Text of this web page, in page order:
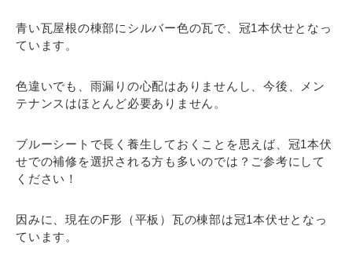
青い瓦屋根の棟部にシルバー色の瓦で、冠1本伏せとなっ
ています。
色違いでも、雨漏りの心配はありませんし、今後、メン
テナンスはほとんど必要ありません。
ブルーシートで長く養生しておくことを思えば、冠1本伏
せでの補修を選択される方も多いのでは？ご参考にして
ください！
因みに、現在のF形（平板）瓦の棟部は冠1本伏せとなっ
ています。